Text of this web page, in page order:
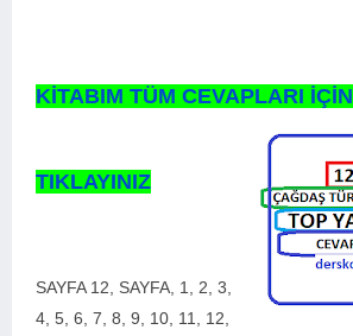
KİTABIM TÜM CEVAPLARI İÇİN
TIKLAYINIZ
SAYFA 12, SAYFA, 1, 2, 3,
4, 5, 6, 7, 8, 9, 10, 11, 12,